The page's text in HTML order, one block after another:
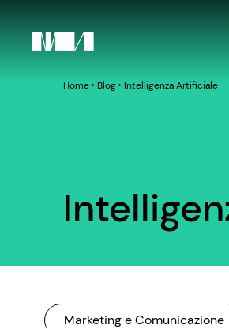
Home‣ Blog‣ Intelligenza Artificiale
Marketing e Comunicazione